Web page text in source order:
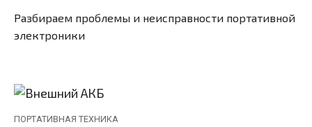
Разбираем проблемы и неисправности портативной
электроники
ПОРТАТИВНАЯ ТЕХНИКА